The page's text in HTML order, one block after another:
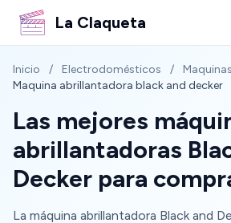
La Claqueta
Inicio / Electrodomésticos /
Maquina abrillantadora black and decker
Las mejores
abrillantadoras
Decker para
La máquina abrillantadora Black and